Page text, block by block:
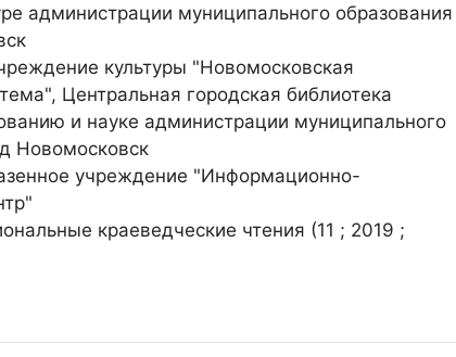
администрации муниципального образования
культуры "Новомосковская
Центральная городская библиотека
и науке администрации муниципального
Новомосковск
учреждение "Информационно-
краеведческие чтения (11 ; 2019 ;